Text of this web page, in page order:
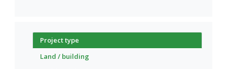
Project type
Land / building